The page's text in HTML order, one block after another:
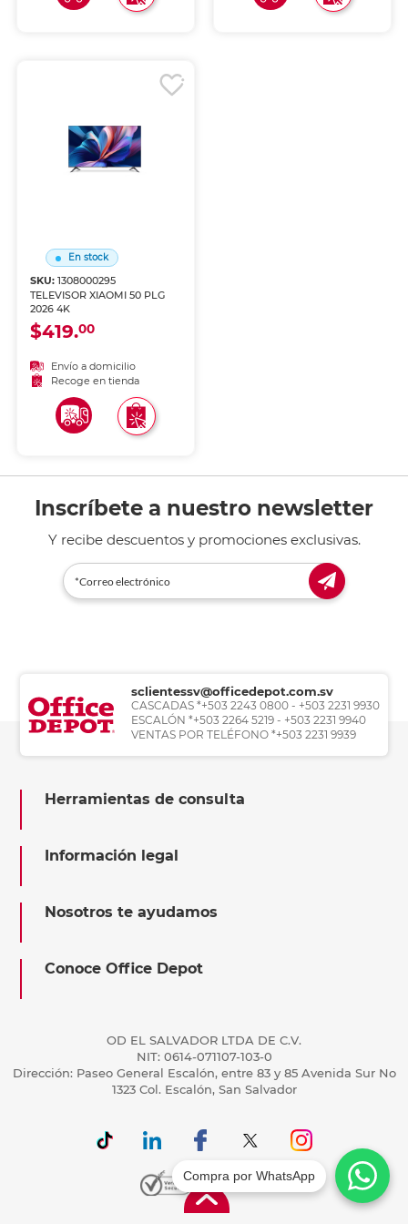
En stock
SKU:1308000295
TELEVISOR XIAOMI 50 PLG
2026 4K
$419.00
Envío a domicilio
Recoge en tienda
Inscríbete a nuestro newsletter
Y recibe descuentos y promociones exclusivas.
sclientessv@officedepot.com.sv
CASCADAS *+503 2243 0800 - +503 2231 9930
ESCALÓN *+503 2264 5219 - +503 2231 9940
VENTAS POR TELÉFONO *+503 2231 9939
Herramientas de consulta
Información legal
Nosotros te ayudamos
Conoce Office Depot
OD EL SALVADOR LTDA DE C.V.
NIT: 0614-071107-103-0
Dirección: Paseo General Escalón, entre 83 y 85 Avenida Sur No
1323 Col. Escalón, San Salvador
Compra por WhatsApp